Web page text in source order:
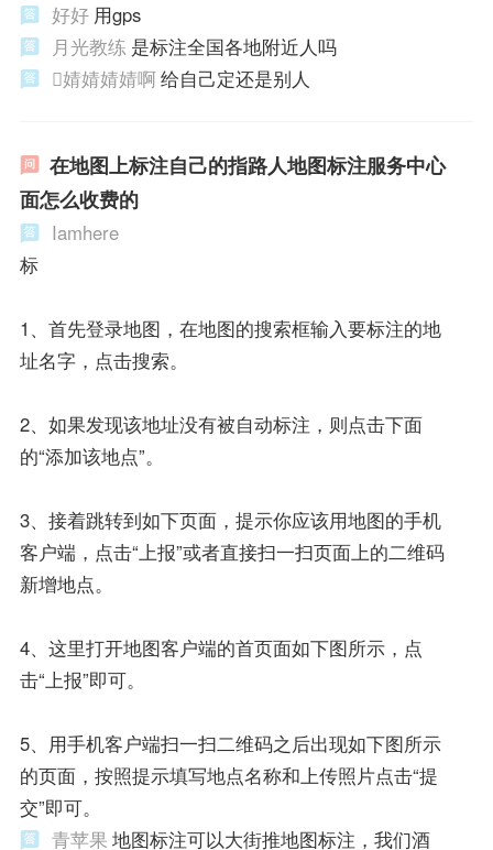
好好 用gps
月光教练 是标注全国各地附近人吗
婧婧婧婧啊给自己定还是别人
在地图上标注自己的指路人地图标注服务中心
面怎么收费的
Iamhere
标
1、首先登录地图，在地图的搜索框输入要标注的地
址名字，点击搜索。
2、如果发现该地址没有被自动标注，则点击下面
的“添加该地点”。
3、接着跳转到如下页面，提示你应该用地图的手机
客户端，点击“上报”或者直接扫一扫页面上的二维码
新增地点。
4、这里打开地图客户端的首页面如下图所示，点
击“上报”即可。
5、用手机客户端扫一扫二维码之后出现如下图所示
的页面，按照提示填写地点名称和上传照片点击“提
交”即可。
青苹果 地图标注可以大街推地图标注，我们酒